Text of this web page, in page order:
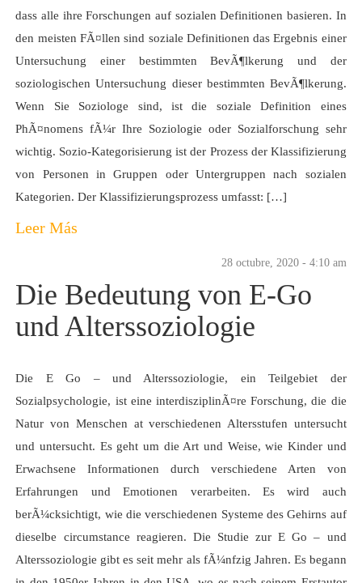
dass alle ihre Forschungen auf sozialen Definitionen basieren. In
den meisten FÃ¤llen sind soziale Definitionen das Ergebnis einer
Untersuchung einer bestimmten BevÃ¶lkerung und der
soziologischen Untersuchung dieser bestimmten BevÃ¶lkerung.
Wenn Sie Soziologe sind, ist die soziale Definition eines
PhÃ¤nomens fÃ¼r Ihre Soziologie oder Sozialforschung sehr
wichtig. Sozio-Kategorisierung ist der Prozess der Klassifizierung
von Personen in Gruppen oder Untergruppen nach sozialen
Kategorien. Der Klassifizierungsprozess umfasst: […]
Leer Más
28 octubre, 2020 - 4:10 am
Die Bedeutung von E-Go
und Alterssoziologie
Die E Go – und Alterssoziologie, ein Teilgebiet der
Sozialpsychologie, ist eine interdisziplinÃ¤re Forschung, die die
Natur von Menschen at verschiedenen Altersstufen untersucht
und untersucht. Es geht um die Art und Weise, wie Kinder und
Erwachsene Informationen durch verschiedene Arten von
Erfahrungen und Emotionen verarbeiten. Es wird auch
berÃ¼cksichtigt, wie die verschiedenen Systeme des Gehirns auf
dieselbe circumstance reagieren. Die Studie zur E Go – und
Alterssoziologie gibt es seit mehr als fÃ¼nfzig Jahren. Es begann